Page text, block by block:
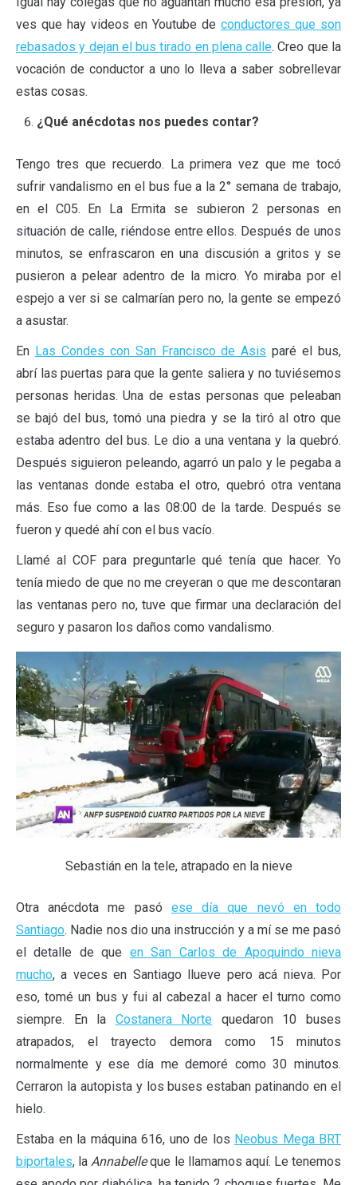
ves que hay videos en Youtube de conductores que son
rebasados y dejan el bus tirado en plena calle. Creo que la
vocación de conductor a uno lo lleva a saber sobrellevar
estas cosas.
¿Qué anécdotas nos puedes contar?
Tengo tres que recuerdo. La primera vez que me tocó
sufrir vandalismo en el bus fue a la 2° semana de trabajo,
en el C05. En La Ermita se subieron 2 personas en
situación de calle, riéndose entre ellos. Después de unos
minutos, se enfrascaron en una discusión a gritos y se
pusieron a pelear adentro de la micro. Yo miraba por el
espejo a ver si se calmarían pero no, la gente se empezó
a asustar.
En Las Condes con San Francisco de Asis paré el bus,
abrí las puertas para que la gente saliera y no tuviésemos
personas heridas. Una de estas personas que peleaban
se bajó del bus, tomó una piedra y se la tiró al otro que
estaba adentro del bus. Le dio a una ventana y la quebró.
Después siguieron peleando, agarró un palo y le pegaba a
las ventanas donde estaba el otro, quebró otra ventana
más. Eso fue como a las 08:00 de la tarde. Después se
fueron y quedé ahí con el bus vacío.
Llamé al COF para preguntarle qué tenía que hacer. Yo
tenía miedo de que no me creyeran o que me descontaran
las ventanas pero no, tuve que firmar una declaración del
seguro y pasaron los daños como vandalismo.
Sebastián en la tele, atrapado en la nieve
Otra anécdota me pasó ese día que nevó en todo
Santiago. Nadie nos dio una instrucción y a mí se me pasó
el detalle de que en San Carlos de Apoquindo nieva
mucho, a veces en Santiago llueve pero acá nieva. Por
eso, tomé un bus y fui al cabezal a hacer el turno como
siempre. En la Costanera Norte quedaron 10 buses
atrapados, el trayecto demora como 15 minutos
normalmente y ese día me demoré como 30 minutos.
Cerraron la autopista y los buses estaban patinando en el
hielo.
Estaba en la máquina 616, uno de los Neobus Mega BRT
biportales, laAnnabelleque le llamamos aquí. Le tenemos